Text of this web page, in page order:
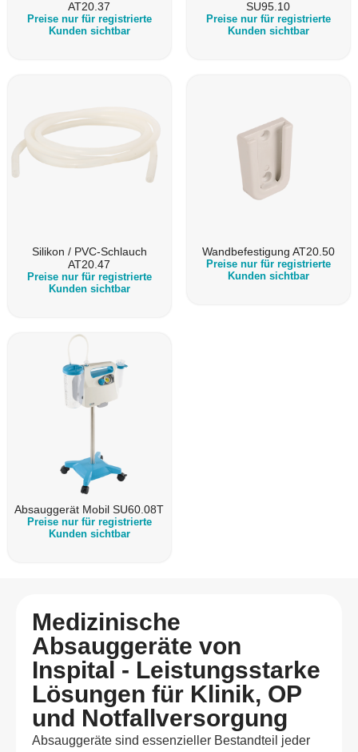
AT20.37
Preise nur für registrierte
Kunden sichtbar
SU95.10
Preise nur für registrierte
Kunden sichtbar
Silikon / PVC-Schlauch
AT20.47
Preise nur für registrierte
Kunden sichtbar
Wandbefestigung AT20.50
Preise nur für registrierte
Kunden sichtbar
Absauggerät Mobil SU60.08T
Preise nur für registrierte
Kunden sichtbar
Medizinische
Absauggeräte von
Inspital - Leistungsstarke
Lösungen für Klinik, OP
und Notfallversorgung
Absauggeräte sind essenzieller Bestandteil jeder